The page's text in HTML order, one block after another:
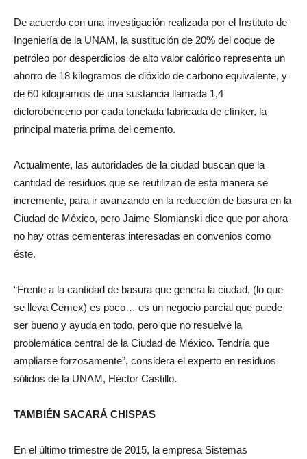
De acuerdo con una investigación realizada por el Instituto de
Ingeniería de la UNAM, la sustitución de 20% del coque de
petróleo por desperdicios de alto valor calórico representa un
ahorro de 18 kilogramos de dióxido de carbono equivalente, y
de 60 kilogramos de una sustancia llamada 1,4
diclorobenceno por cada tonelada fabricada de clínker, la
principal materia prima del cemento.
Actualmente, las autoridades de la ciudad buscan que la
cantidad de residuos que se reutilizan de esta manera se
incremente, para ir avanzando en la reducción de basura en la
Ciudad de México, pero Jaime Slomianski dice que por ahora
no hay otras cementeras interesadas en convenios como
éste.
“Frente a la cantidad de basura que genera la ciudad, (lo que
se lleva Cemex) es poco… es un negocio parcial que puede
ser bueno y ayuda en todo, pero que no resuelve la
problemática central de la Ciudad de México. Tendría que
ampliarse forzosamente”, considera el experto en residuos
sólidos de la UNAM, Héctor Castillo.
TAMBIÉN SACARÁ CHISPAS
En el último trimestre de 2015, la empresa Sistemas